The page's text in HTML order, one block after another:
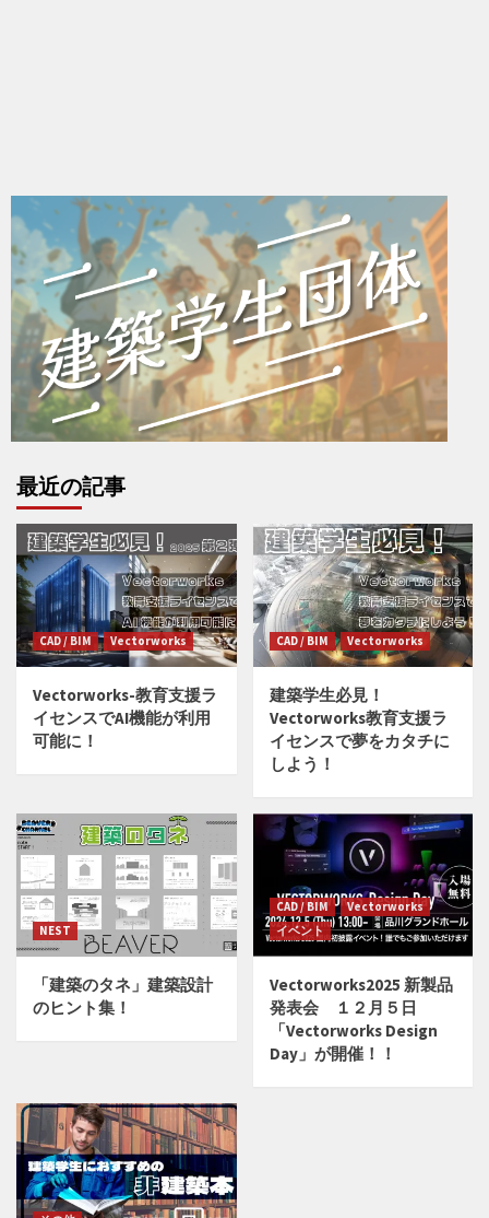
最近の記事
CAD / BIM Vectorworks
Vectorworks-教育支援ラ
イセンスでAI機能が利用
可能に！
CAD / BIM Vectorworks
建築学生必見！
Vectorworks教育支援ラ
イセンスで夢をカタチに
しよう！
NEST
「建築のタネ」建築設計
のヒント集！
CAD / BIM
Vectorworks
イベント
Vectorworks2025 新製品
発表会 １２月５日
「Vectorworks Design
Day」が開催！！